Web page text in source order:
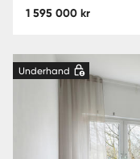
1 595 000 kr
Underhand